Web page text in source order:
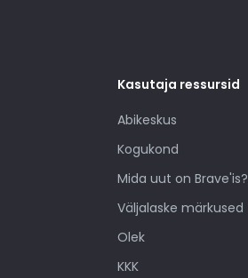
Kasutaja ressursid
Abikeskus
Kogukond
Mida uut on Brave'is?
Väljalaske märkused
Olek
KKK